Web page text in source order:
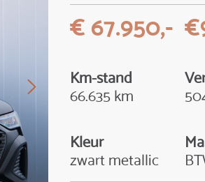
€ 67.950,-
Km-stand
66.635 km
Kleur
zwart metallic